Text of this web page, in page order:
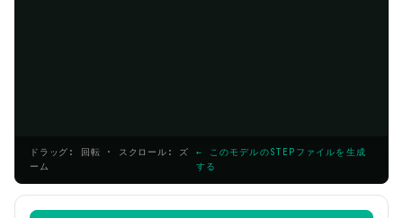
ドラッグ: 回転 · スクロール: ズ
ーム
← このモデルのSTEPファイルを生成
する